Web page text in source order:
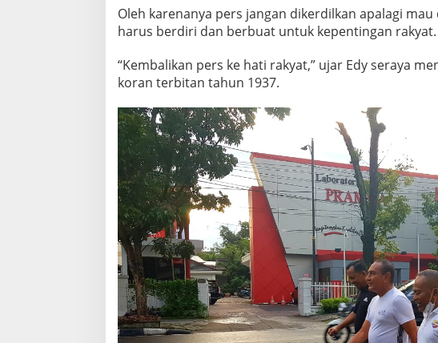
Oleh karenanya pers jangan dikerdilkan apalagi
harus berdiri dan berbuat untuk kepentingan rakyat.
“Kembalikan pers ke hati rakyat,” ujar Edy seraya
koran terbitan tahun 1937.